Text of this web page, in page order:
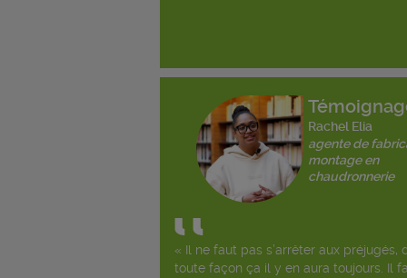
Rachel Elia
agente de
montage en
chaudronnerie
« Il ne faut pas s’arrêter aux préjugés,
toute façon ça il y en aura toujours. Il